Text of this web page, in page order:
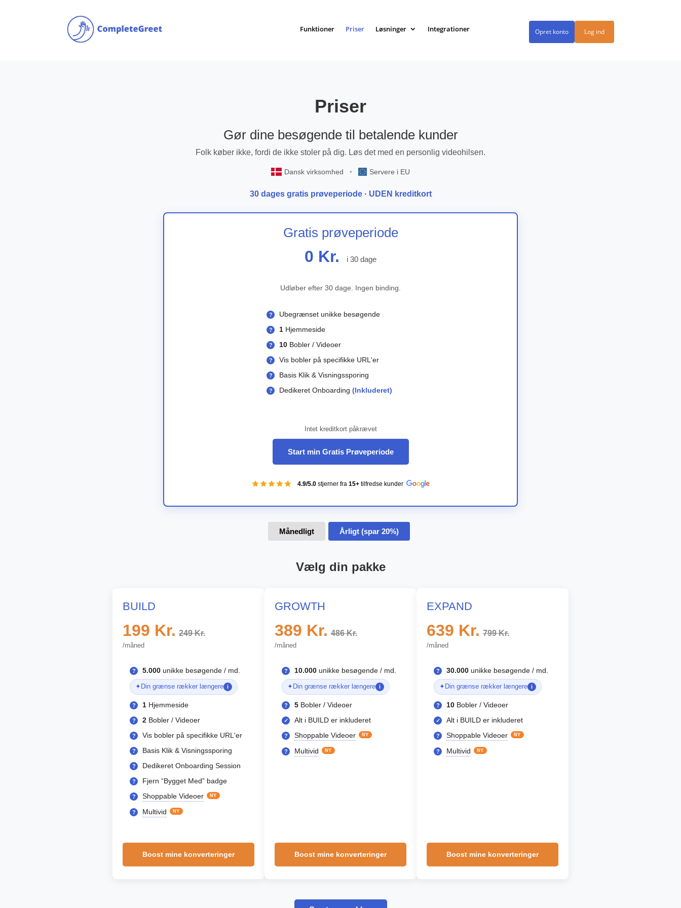
Funktioner Priser Løsninger Integrationer Opret konto Log ind
Priser
Gør dine besøgende til betalende kunder
Folk køber ikke, fordi de ikke stoler på dig. Løs det med en personlig videohilsen.
Dansk virksomhed • Servere i EU
30 dages gratis prøveperiode · UDEN kreditkort
Gratis prøveperiode
0 Kr. i 30 dage
Udløber efter 30 dage. Ingen binding.
? Ubegrænset unikke besøgende
? 1 Hjemmeside
? 10 Bobler / Videoer
? Vis bobler på specifikke URL'er
? Basis Klik & Visningssporing
? Dedikeret Onboarding (Inkluderet)
Intet kreditkort påkrævet
Start min Gratis Prøveperiode
4.9/5.0 stjerner fra 15+ tilfredse kunder
Månedligt Årligt (spar 20%)
Vælg din pakke
BUILD
199 Kr. 249 Kr.
/måned
? 5.000 unikke besøgende / md.
✦ Din grænse rækker længere i
? 1 Hjemmeside
? 2 Bobler / Videoer
? Vis bobler på specifikke URL'er
? Basis Klik & Visningssporing
? Dedikeret Onboarding Session
? Fjern “Bygget Med” badge
? Shoppable Videoer NY
? Multivid NY
Boost mine konverteringer
GROWTH
389 Kr. 486 Kr.
/måned
? 10.000 unikke besøgende / md.
✦ Din grænse rækker længere i
? 5 Bobler / Videoer
✓ Alt i BUILD er inkluderet
? Shoppable Videoer NY
? Multivid NY
Boost mine konverteringer
EXPAND
639 Kr. 799 Kr.
/måned
? 30.000 unikke besøgende / md.
✦ Din grænse rækker længere i
? 10 Bobler / Videoer
✓ Alt i BUILD er inkluderet
? Shoppable Videoer NY
? Multivid NY
Boost mine konverteringer